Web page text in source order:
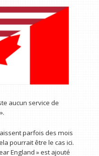
aucun service de
parfois des mois
pourrait être le cas ici.
England » est ajouté